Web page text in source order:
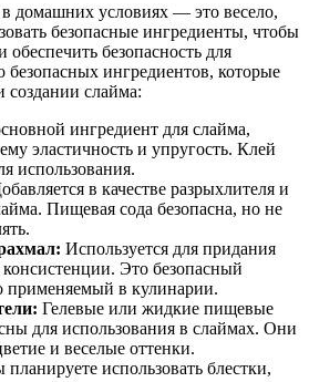
домашних условиях — это весело,
безопасные ингредиенты, чтобы
безопасность для
безопасных ингредиентов, которые
создании слайма:
ингредиент для слайма,
эластичность и упругость. Клей
использования.
в качестве разрыхлителя и
Пищевая сода безопасна, но не
Используется для придания
Это безопасный
применяемый в кулинарии.
Гелевые или жидкие пищевые
для использования в слаймах. Они
и веселые оттенки.
использовать блестки,